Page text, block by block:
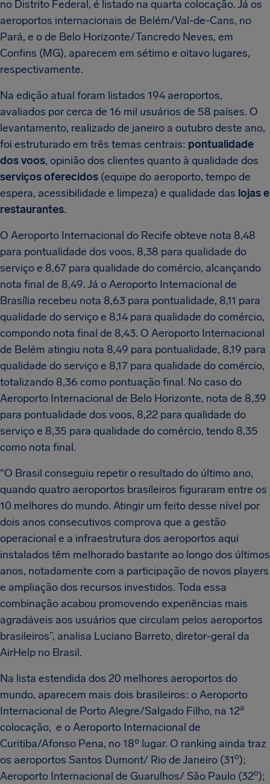
no Distrito Federal, é listado na quarta colocação. Já os
aeroportos internacionais de Belém/Val-de-Cans, no
Pará, e o de Belo Horizonte/Tancredo Neves, em
Confins (MG), aparecem em sétimo e oitavo lugares,
respectivamente.
Na edição atual foram listados 194 aeroportos,
avaliados por cerca de 16 mil usuários de 58 países. O
levantamento, realizado de janeiro a outubro deste ano,
foi estruturado em três temas centrais: pontualidade
dos voos, opinião dos clientes quanto à qualidade dos
serviços oferecidos (equipe do aeroporto, tempo de
espera, acessibilidade e limpeza) e qualidade das lojas e
restaurantes.
O Aeroporto Internacional do Recife obteve nota 8,48
para pontualidade dos voos, 8,38 para qualidade do
serviço e 8,67 para qualidade do comércio, alcançando
nota final de 8,49. Já o Aeroporto Internacional de
Brasília recebeu nota 8,63 para pontualidade, 8,11 para
qualidade do serviço e 8,14 para qualidade do comércio,
compondo nota final de 8,43. O Aeroporto Internacional
de Belém atingiu nota 8,49 para pontualidade, 8,19 para
qualidade do serviço e 8,17 para qualidade do comércio,
totalizando 8,36 como pontuação final. No caso do
Aeroporto Internacional de Belo Horizonte, nota de 8,39
para pontualidade dos voos, 8,22 para qualidade do
serviço e 8,35 para qualidade do comércio, tendo 8,35
como nota final.
“O Brasil conseguiu repetir o resultado do último ano,
quando quatro aeroportos brasileiros figuraram entre os
10 melhores do mundo. Atingir um feito desse nível por
dois anos consecutivos comprova que a gestão
operacional e a infraestrutura dos aeroportos aqui
instalados têm melhorado bastante ao longo dos últimos
anos, notadamente com a participação de novos players
e ampliação dos recursos investidos. Toda essa
combinação acabou promovendo experiências mais
agradáveis aos usuários que circulam pelos aeroportos
brasileiros”, analisa Luciano Barreto, diretor-geral da
AirHelp no Brasil.
Na lista estendida dos 20 melhores aeroportos do
mundo, aparecem mais dois brasileiros: o Aeroporto
Internacional de Porto Alegre/Salgado Filho, na 12a
colocação, e o Aeroporto Internacional de
Curitiba/Afonso Pena, no 18º lugar. O ranking ainda traz
os aeroportos Santos Dumont/ Rio de Janeiro (31o);
Aeroporto Internacional de Guarulhos/ São Paulo (32o);